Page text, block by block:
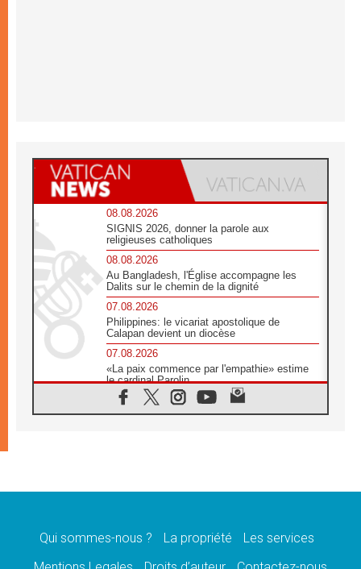
08.08.2026
SIGNIS 2026, donner la parole aux
religieuses catholiques
08.08.2026
Au Bangladesh, l'Église accompagne les
Dalits sur le chemin de la dignité
07.08.2026
Philippines: le vicariat apostolique de
Calapan devient un diocèse
07.08.2026
«La paix commence par l'empathie» estime
le cardinal Parolin
07.08.2026
En Colombie, «la paix ne s'achète pas avec
07.08.2026
07.08.2026
Qui sommes-nous ? La propriété
Les services